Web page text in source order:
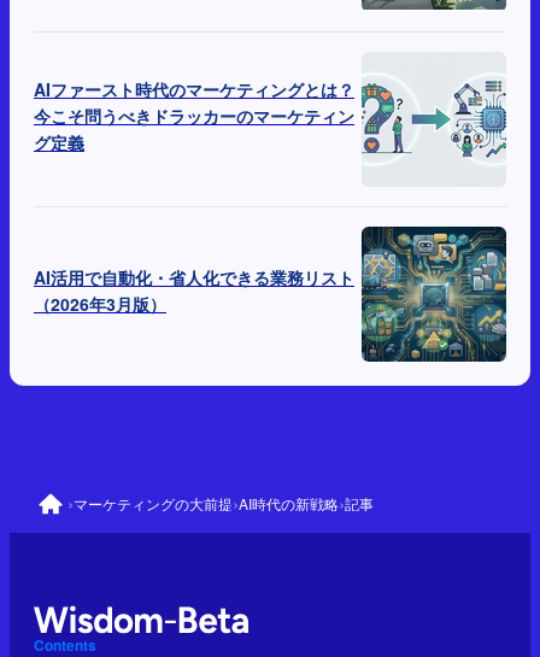
AIファースト時代のマーケティングとは？
今こそ問うべきドラッカーのマーケティン
グ定義
AI活用で自動化・省人化できる業務リスト
（2026年3月版）
›マーケティングの大前提›AI時代の新戦略›記事
Contents